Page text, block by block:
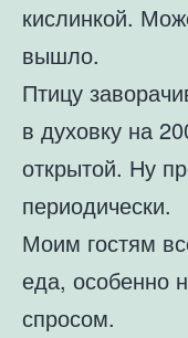
кислинкой.
вышло.
Птицу
в духовку на
открытой. Ну
периодически.
Моим гостям
еда, особенно
спросом.